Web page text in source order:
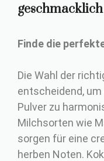
Finde die
Die Wahl der
entscheidend,
Pulver zu
Milchsorten wie
sorgen für eine
herben Noten.